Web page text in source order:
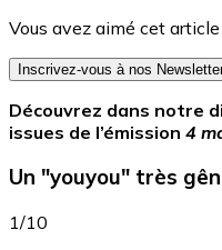
Vous avez aimé cet article
Inscrivez-vous à nos
Découvrez dans notre
issues de l’émission 4
Un "youyou" très
1/10